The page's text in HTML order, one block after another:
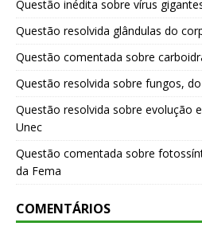
Questão inédita sobre vírus
Questão resolvida glândulas do
Questão comentada sobre
Questão resolvida sobre fungos, do
Questão resolvida sobre evolução
Unec
Questão comentada sobre
da Fema
COMENTÁRIOS